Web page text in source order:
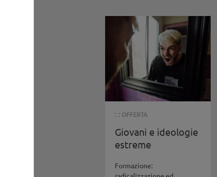
: : OFFERTA
Giovani e ideologie
estreme
Formazione: